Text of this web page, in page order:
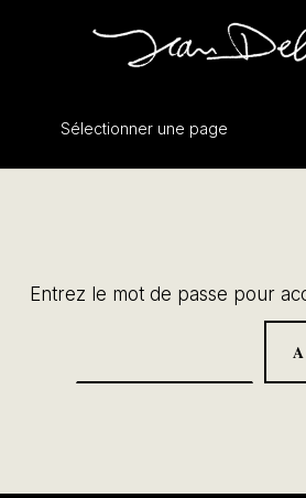
Sélectionner une page
Entrez le mot de passe pour